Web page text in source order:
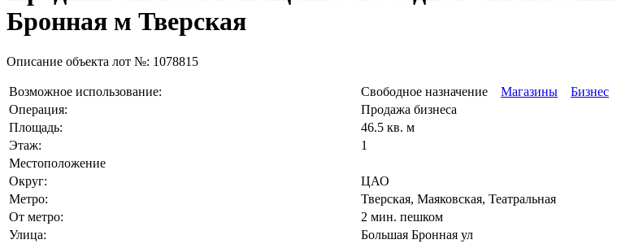
Бронная м Тверская
Описание объекта лот №: 1078815
Возможное использование: Свободное назначение Магазины Бизнес
Операция:
Продажа бизнеса
Площадь:
46.5 кв. м
Этаж:
1
Местоположение
Округ:
ЦАО
Метро:
Тверская, Маяковская, Театральная
От метро:
2 мин. пешком
Улица:
Большая Бронная ул